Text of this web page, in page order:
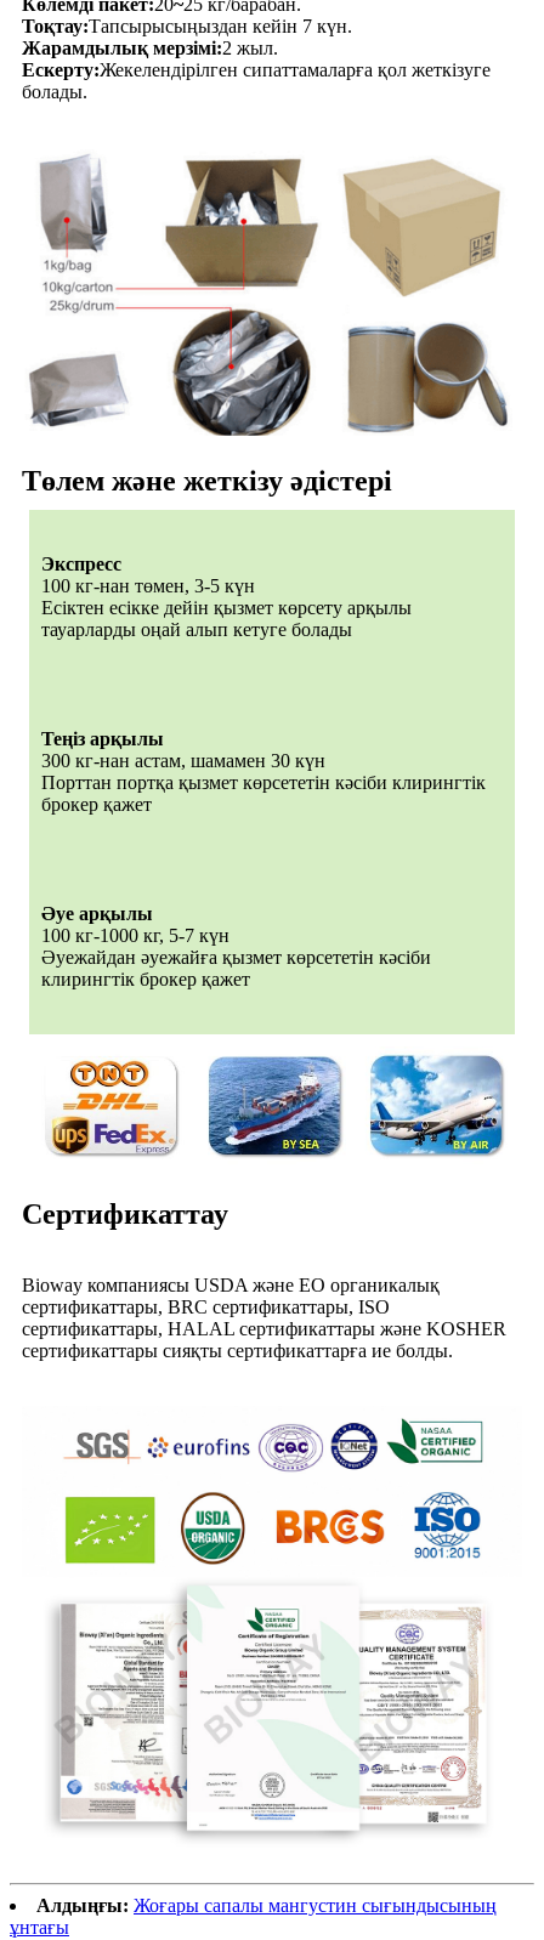
Тоқтау:Тапсырысыңыздан кейін 7 күн.
Жарамдылық мерзімі:2 жыл.
Ескерту:Жекелендірілген сипаттамаларға қол жеткізуге
болады.
Төлем және жеткізу әдістері
Экспресс
100 кг-нан төмен, 3-5 күн
Есіктен есікке дейін қызмет көрсету арқылы
тауарларды оңай алып кетуге болады
Теңіз арқылы
300 кг-нан астам, шамамен 30 күн
Порттан портқа қызмет көрсететін кәсіби клирингтік
брокер қажет
Әуе арқылы
100 кг-1000 кг, 5-7 күн
Әуежайдан әуежайға қызмет көрсететін кәсіби
клирингтік брокер қажет
Сертификаттау
Bioway компаниясы USDA және EO органикалық
сертификаттары, BRC сертификаттары, ISO
сертификаттары, HALAL сертификаттары және KOSHER
сертификаттары сияқты сертификаттарға ие болды.
Алдыңғы: Жоғары сапалы мангустин сығындысының
ұнтағы